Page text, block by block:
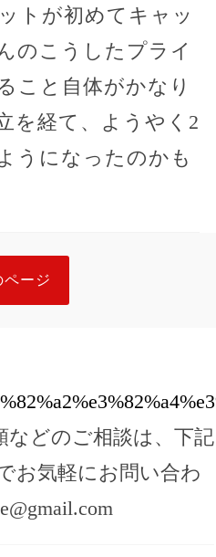
トが初めてキャッ
のこうしたプライ
こと自体がかなり
を経て、ようやく2
うになったのかも
ページ
などのご相談は、下記
お気軽にお問い合わ